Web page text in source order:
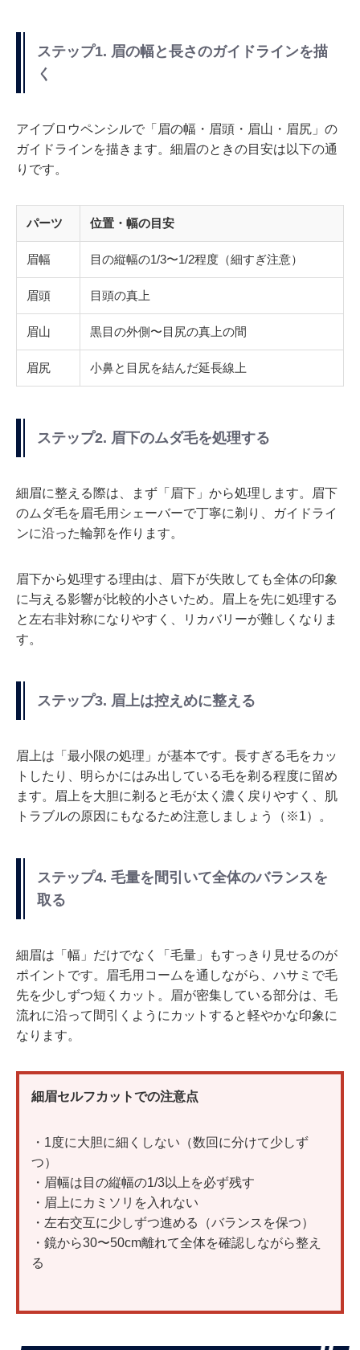
ステップ1. 眉の幅と長さのガイドラインを描
く
アイブロウペンシルで「眉の幅・眉頭・眉山・眉尻」の
ガイドラインを描きます。細眉のときの目安は以下の通
りです。
パーツ 位置・幅の目安
眉幅 目の縦幅の1/3〜1/2程度（細すぎ注意）
眉頭 目頭の真上
眉山 黒目の外側〜目尻の真上の間
眉尻 小鼻と目尻を結んだ延長線上
ステップ2. 眉下のムダ毛を処理する
細眉に整える際は、まず「眉下」から処理します。眉下
のムダ毛を眉毛用シェーバーで丁寧に剃り、ガイドライ
ンに沿った輪郭を作ります。
眉下から処理する理由は、眉下が失敗しても全体の印象
に与える影響が比較的小さいため。眉上を先に処理する
と左右非対称になりやすく、リカバリーが難しくなりま
す。
ステップ3. 眉上は控えめに整える
眉上は「最小限の処理」が基本です。長すぎる毛をカッ
トしたり、明らかにはみ出している毛を剃る程度に留め
ます。眉上を大胆に剃ると毛が太く濃く戻りやすく、肌
トラブルの原因にもなるため注意しましょう（※1）。
ステップ4. 毛量を間引いて全体のバランスを
取る
細眉は「幅」だけでなく「毛量」もすっきり見せるのが
ポイントです。眉毛用コームを通しながら、ハサミで毛
先を少しずつ短くカット。眉が密集している部分は、毛
流れに沿って間引くようにカットすると軽やかな印象に
なります。
細眉セルフカットでの注意点
・1度に大胆に細くしない（数回に分けて少しず
つ）
・眉幅は目の縦幅の1/3以上を必ず残す
・眉上にカミソリを入れない
・左右交互に少しずつ進める（バランスを保つ）
・鏡から30〜50cm離れて全体を確認しながら整え
る